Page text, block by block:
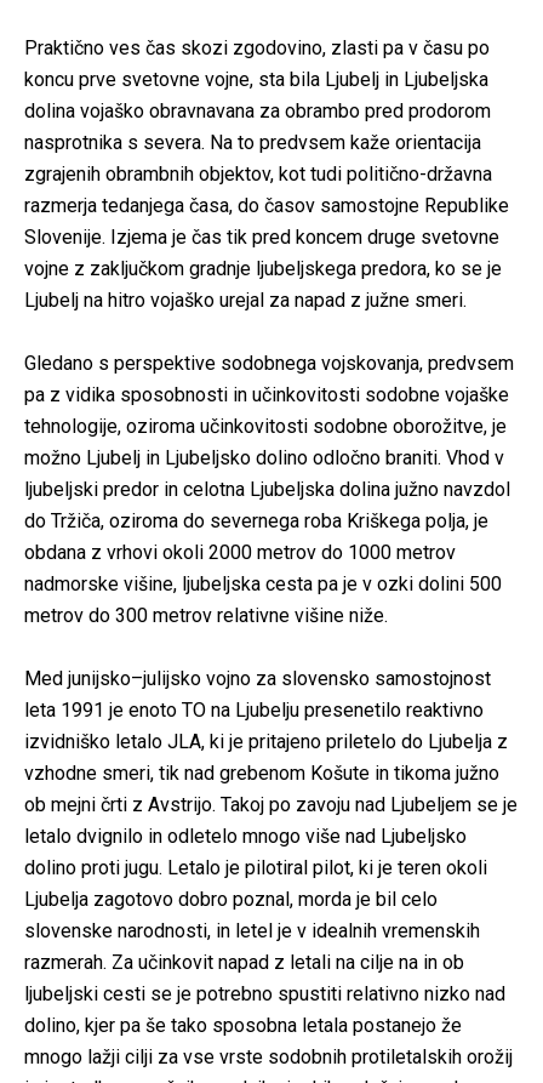
Praktično ves čas skozi zgodovino, zlasti pa v času po
koncu prve svetovne vojne, sta bila Ljubelj in Ljubeljska
dolina vojaško obravnavana za obrambo pred prodorom
nasprotnika s severa. Na to predvsem kaže orientacija
zgrajenih obrambnih objektov, kot tudi politično-državna
razmerja tedanjega časa, do časov samostojne Republike
Slovenije. Izjema je čas tik pred koncem druge svetovne
vojne z zaključkom gradnje ljubeljskega predora, ko se je
Ljubelj na hitro vojaško urejal za napad z južne smeri.
Gledano s perspektive sodobnega vojskovanja, predvsem
pa z vidika sposobnosti in učinkovitosti sodobne vojaške
tehnologije, oziroma učinkovitosti sodobne oborožitve, je
možno Ljubelj in Ljubeljsko dolino odločno braniti. Vhod v
ljubeljski predor in celotna Ljubeljska dolina južno navzdol
do Tržiča, oziroma do severnega roba Kriškega polja, je
obdana z vrhovi okoli 2000 metrov do 1000 metrov
nadmorske višine, ljubeljska cesta pa je v ozki dolini 500
metrov do 300 metrov relativne višine niže.
Med junijsko–julijsko vojno za slovensko samostojnost
leta 1991 je enoto TO na Ljubelju presenetilo reaktivno
izvidniško letalo JLA, ki je pritajeno priletelo do Ljubelja z
vzhodne smeri, tik nad grebenom Košute in tikoma južno
ob mejni črti z Avstrijo. Takoj po zavoju nad Ljubeljem se je
letalo dvignilo in odletelo mnogo više nad Ljubeljsko
dolino proti jugu. Letalo je pilotiral pilot, ki je teren okoli
Ljubelja zagotovo dobro poznal, morda je bil celo
slovenske narodnosti, in letel je v idealnih vremenskih
razmerah. Za učinkovit napad z letali na cilje na in ob
ljubeljski cesti se je potrebno spustiti relativno nizko nad
dolino, kjer pa še tako sposobna letala postanejo že
mnogo lažji cilji za vse vrste sodobnih protiletalskih orožij